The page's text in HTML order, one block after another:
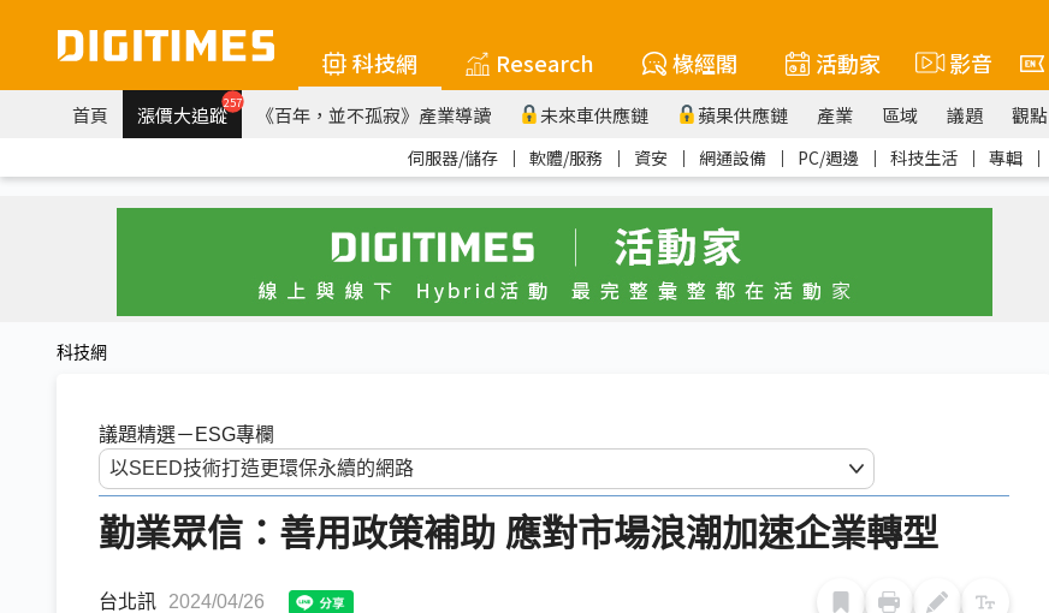
科技網 Research 椽經閣 活動家 影音
首頁 漲價大追蹤257 《百年，並不孤寂》產業導讀 未來車供應鏈 蘋果供應鏈 產業 區域 議題 觀點
伺服器/儲存 ｜ 軟體/服務 ｜ 資安 ｜ 網通設備 ｜ PC/週邊 ｜ 科技生活 ｜ 專輯 ｜
科技網
議題精選－ESG專欄
勤業眾信：善用政策補助 應對市場浪潮加速企業轉型
台北訊 2024/04/26